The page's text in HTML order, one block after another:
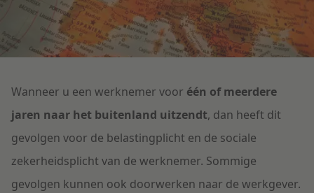
Onderwijs
Wanneer u een werknemer voor één of meerdere
jaren naar het buitenland uitzendt, dan heeft dit
gevolgen voor de belastingplicht en de sociale
zekerheidsplicht van de werknemer. Sommige
gevolgen kunnen ook doorwerken naar de werkgever.